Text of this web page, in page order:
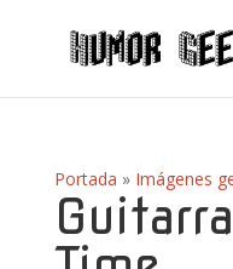
Portada » Imágenes